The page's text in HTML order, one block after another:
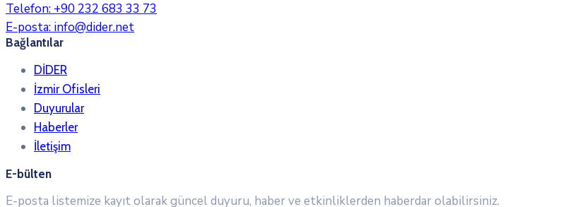
Telefon: +90 232 683 33 73
E-posta: info@dider.net
Bağlantılar
DİDER
İzmir Ofisleri
Duyurular
Haberler
İletişim
E-bülten
E-posta listemize kayıt olarak güncel duyuru, haber ve etkinliklerden haberdar olabilirsiniz.